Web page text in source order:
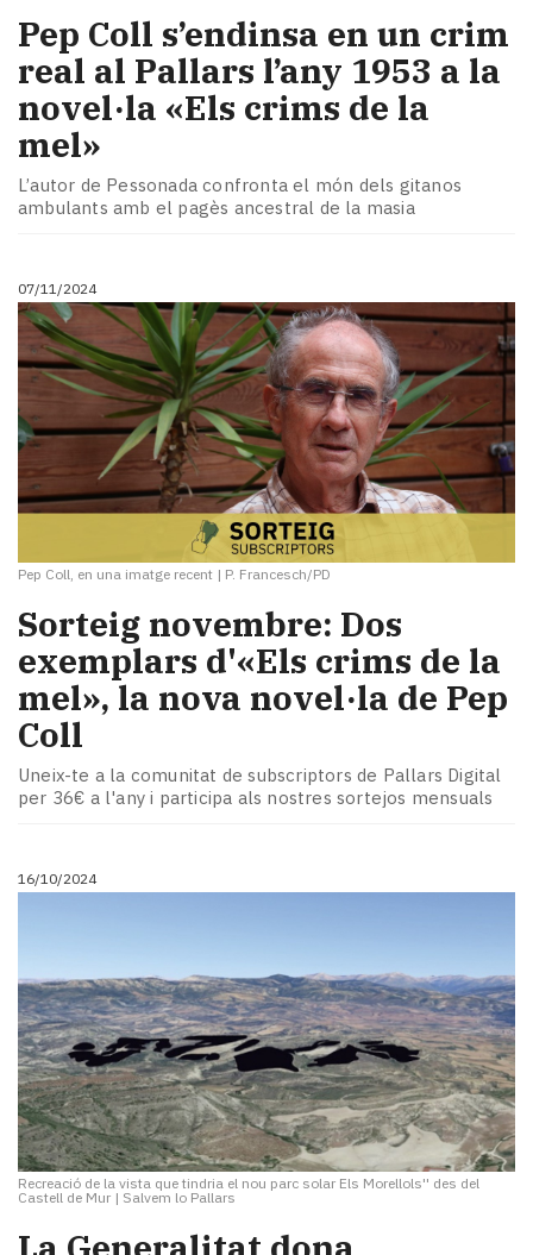
Pep Coll s’endinsa en un crim
real al Pallars l’any 1953 a la
novel·la «Els crims de la
mel»
L’autor de Pessonada confronta el món dels gitanos
ambulants amb el pagès ancestral de la masia
07/11/2024
Pep Coll, en una imatge recent | P. Francesch/PD
Sorteig novembre: Dos
exemplars d'«Els crims de la
mel», la nova novel·la de Pep
Coll
Uneix-te a la comunitat de subscriptors de Pallars Digital
per 36€ a l'any i participa als nostres sortejos mensuals
16/10/2024
Recreació de la vista que tindria el nou parc solar Els Morellols'' des del
Castell de Mur | Salvem lo Pallars